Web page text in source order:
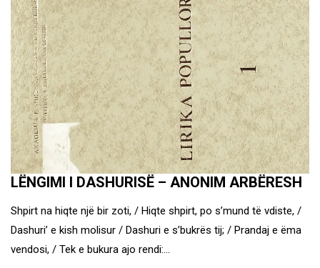
LËNGIMI I DASHURISË – ANONIM ARBËRESH
Shpirt na hiqte një bir zoti, / Hiqte shpirt, po s’mund të vdiste, /
Dashuri’ e kish molisur / Dashuri e s’bukrës tij; / Prandaj e ëma
vendosi, / Tek e bukura ajo rendi:…